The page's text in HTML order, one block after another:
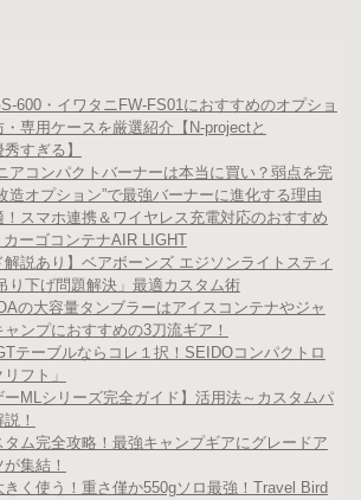
600・イワタニFW-FS01におすすめのオプショ
・専用ケースを厳選紹介【N-projectと
すぎる】
アコンパクトバーナーは本当に買い？弱点を完
造オプション”で最強バーナーに進化する理由
！スマホ連携＆ワイヤレス充電対応のおすすめ
カーゴコンテナAIR LIGHT
解説あり】ベアボーンズ エジソンライトスティ
り下げ問題解決」最適カスタム術
の大容量タンブラーはアイスコンテナやジャ
ンプにおすすめの3刀流ギア！
テーブルならコレ１択！SEIDOコンパクトロ
フト」
ーMLシリーズ完全ガイド】活用法～カスタムパ
！
タム完全攻略！最強キャンプギアにグレードア
集結！
く使う！重さ僅か550gソロ最強！Travel Bird